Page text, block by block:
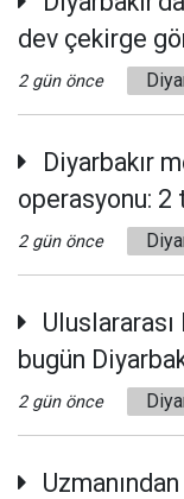
dev çekirge
2 gün önce
Diyarbakır
operasyonu: 2
2 gün önce
bugün
2 gün önce